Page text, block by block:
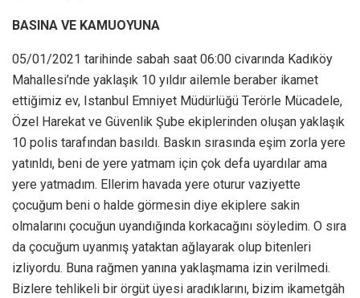
BASINA VE KAMUOYUNA
05/01/2021 tarihinde sabah saat 06:00 civarında Kadıköy
Mahallesi’nde yaklaşık 10 yıldır ailemle beraber ikamet
ettiğimiz ev, Istanbul Emniyet Müdürlüğü Terörle Mücadele,
Özel Harekat ve Güvenlik Şube ekiplerinden oluşan yaklaşık
10 polis tarafından basıldı. Baskın sırasında eşim zorla yere
yatınldı, beni de yere yatmam için çok defa uyardılar ama
yere yatmadım. Ellerim havada yere oturur vaziyette
çocuğum beni o halde görmesin diye ekiplere sakin
olmalarını çocuğun uyandığında korkacağını söyledim. O sıra
da çocuğum uyanmış yataktan ağlayarak olup bitenleri
izliyordu. Buna rağmen yanına yaklaşmama izin verilmedi.
Bizlere tehlikeli bir örgüt üyesi aradıklarını, bizim ikametgâh